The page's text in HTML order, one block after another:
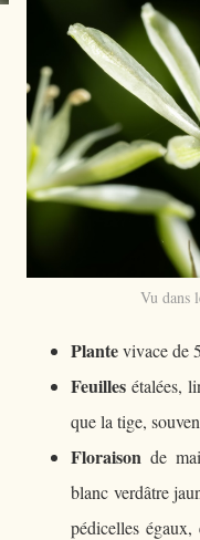
Vu dans
Plantevivace de
Feuilles étalées,
que la tige,
Floraison de
blanc verdâtre
pédicelles égaux,